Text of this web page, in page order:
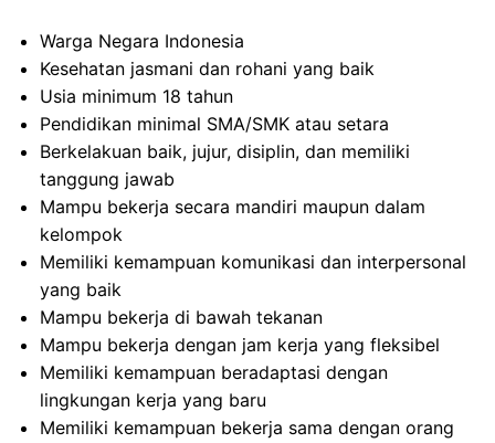
Warga Negara Indonesia
Kesehatan jasmani dan rohani yang baik
Usia minimum 18 tahun
Pendidikan minimal SMA/SMK atau setara
Berkelakuan baik, jujur, disiplin, dan memiliki
tanggung jawab
Mampu bekerja secara mandiri maupun dalam
kelompok
Memiliki kemampuan komunikasi dan interpersonal
yang baik
Mampu bekerja di bawah tekanan
Mampu bekerja dengan jam kerja yang fleksibel
Memiliki kemampuan beradaptasi dengan
lingkungan kerja yang baru
Memiliki kemampuan bekerja sama dengan orang